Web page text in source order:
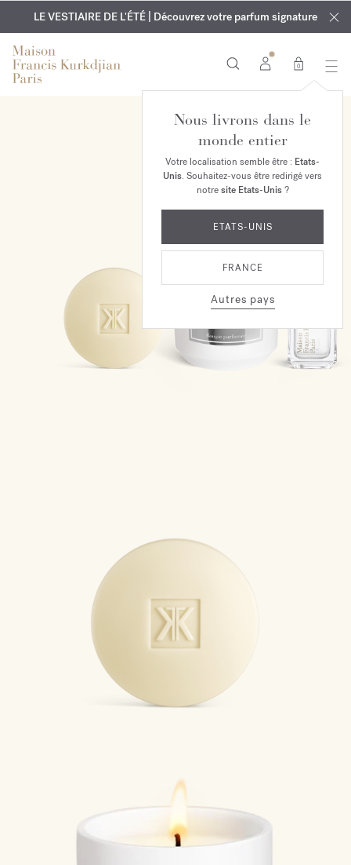
EXCLUSIF | Découvrez le nouveau parfum OUD
velvet mood
dans votre commande*
GRAVURE OFFERTE | Sur tous les parfums et huiles pour le
corps jusqu'au 9 août
LE VESTIAIRE DE L'ÉTÉ | Découvrez votre parfum signature
0
Nous livrons dans le
monde entier
Votre localisation semble être : Etats-
Unis. Souhaitez-vous être redirigé vers
notresite Etats-Unis?
ETATS-UNIS
FRANCE
Autres pays
EXCLUSIVITÉ EN LIGNE